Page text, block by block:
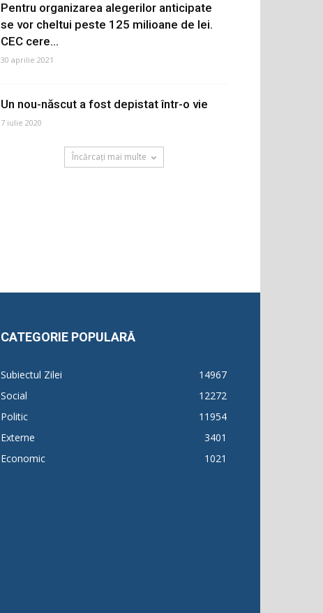
Pentru organizarea alegerilor anticipate
se vor cheltui peste 125 milioane de lei.
CEC cere...
30 aprilie 2021
Un nou-născut a fost depistat într-o vie
7 iulie 2020
Încărcați mai multe
CATEGORIE POPULARĂ
Subiectul Zilei
14967
Social
12272
Politic
11954
Externe
3401
Economic
1021